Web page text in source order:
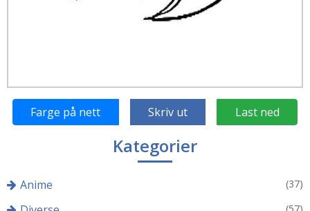
Farge på nett Skriv ut Last ned
Kategorier
Anime (37)